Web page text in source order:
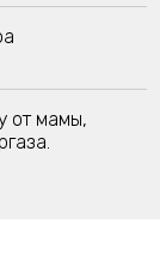
от мамы,